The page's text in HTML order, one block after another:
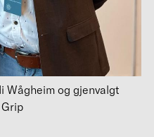
Wågheim og gjenvalgt